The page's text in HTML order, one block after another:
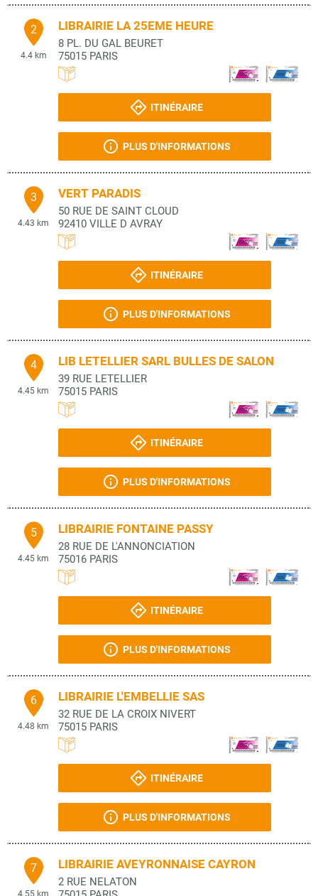
2
4.4 km
LIBRAIRIE LA 25EME HEURE
8 PL. DU GAL BEURET
75015 PARIS
ITINÉRAIRE
PLUS D'INFORMATIONS
3
4.43 km
VERT PARADIS
50 RUE DE SAINT CLOUD
92410 VILLE D AVRAY
ITINÉRAIRE
PLUS D'INFORMATIONS
4
4.45 km
LIB LETELLIER SARL BULLES DE SALON
39 RUE LETELLIER
75015 PARIS
ITINÉRAIRE
PLUS D'INFORMATIONS
5
4.45 km
LIBRAIRIE FONTAINE PASSY
28 RUE DE L'ANNONCIATION
75016 PARIS
ITINÉRAIRE
PLUS D'INFORMATIONS
6
4.48 km
LIBRAIRIE L'EMBELLIE SAS
32 RUE DE LA CROIX NIVERT
75015 PARIS
ITINÉRAIRE
PLUS D'INFORMATIONS
7
4.55 km
LIBRAIRIE AVEYRONNAISE CAYRON
2 RUE NELATON